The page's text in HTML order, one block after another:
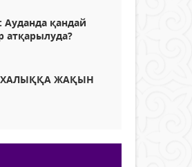
Ауданда қандай
атқарылуда?
ХАЛЫҚҚА ЖАҚЫН